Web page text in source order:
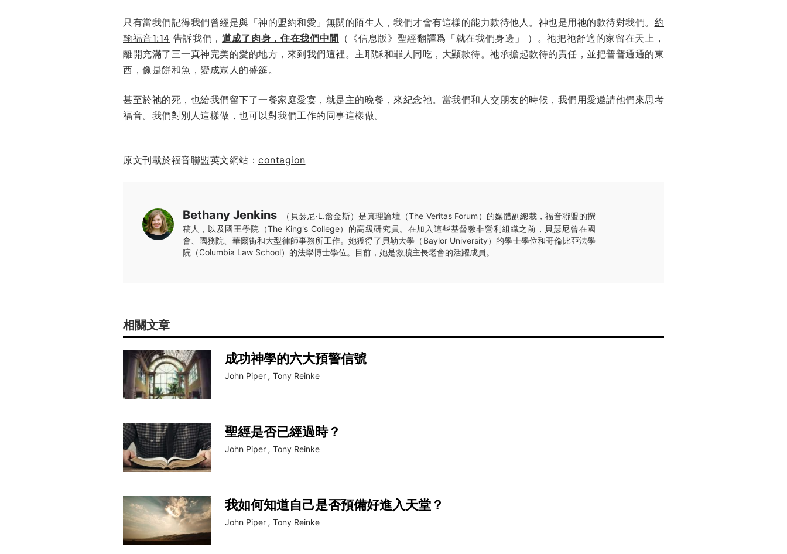
只有當我們記得我們曾經是與「神的盟約和愛」無關的陌生人，我們才會有這樣的能力款待他人。神也是用祂的款待對我們。 約
翰福音1:14 告訴我們， 道成了肉身，住在我們中間 （《信息版》聖經翻譯爲「就在我們身邊」 ）。祂把祂舒適的家留在天上，
離開充滿了三一真神完美的愛的地方，來到我們這裡。主耶穌和罪人同吃，大顯款待。祂承擔起款待的責任，並把普普通通的東
西，像是餅和魚，變成眾人的盛筵。
甚至於祂的死，也給我們留下了一餐家庭愛宴，就是主的晚餐，來紀念祂。當我們和人交朋友的時候，我們用愛邀請他們來思考
福音。我們對別人這樣做，也可以對我們工作的同事這樣做。
原文刊載於福音聯盟英文網站： contagion
Bethany Jenkins
（貝瑟尼·L.詹金斯）是真理論壇（The Veritas Forum）的媒體副總裁，福音聯盟的撰
稿人，以及國王學院（The King's College）的高級研究員。在加入這些基督教非營利組織之前，貝瑟尼曾在國
會、國務院、華爾街和大型律師事務所工作。她獲得了貝勒大學（Baylor University）的學士學位和哥倫比亞法學
院（Columbia Law School）的法學博士學位。目前，她是救贖主長老會的活躍成員。
相關文章
成功神學的六大預警信號
John Piper , Tony Reinke
聖經是否已經過時？
John Piper , Tony Reinke
我如何知道自己是否預備好進入天堂？
John Piper , Tony Reinke